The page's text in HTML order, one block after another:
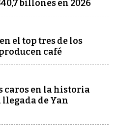
billones en 2026
el top tres de los
café
caros en la historia
de Yan